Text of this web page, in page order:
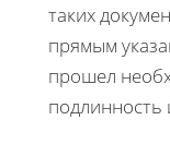
таких
прямым
прошел
подлинность